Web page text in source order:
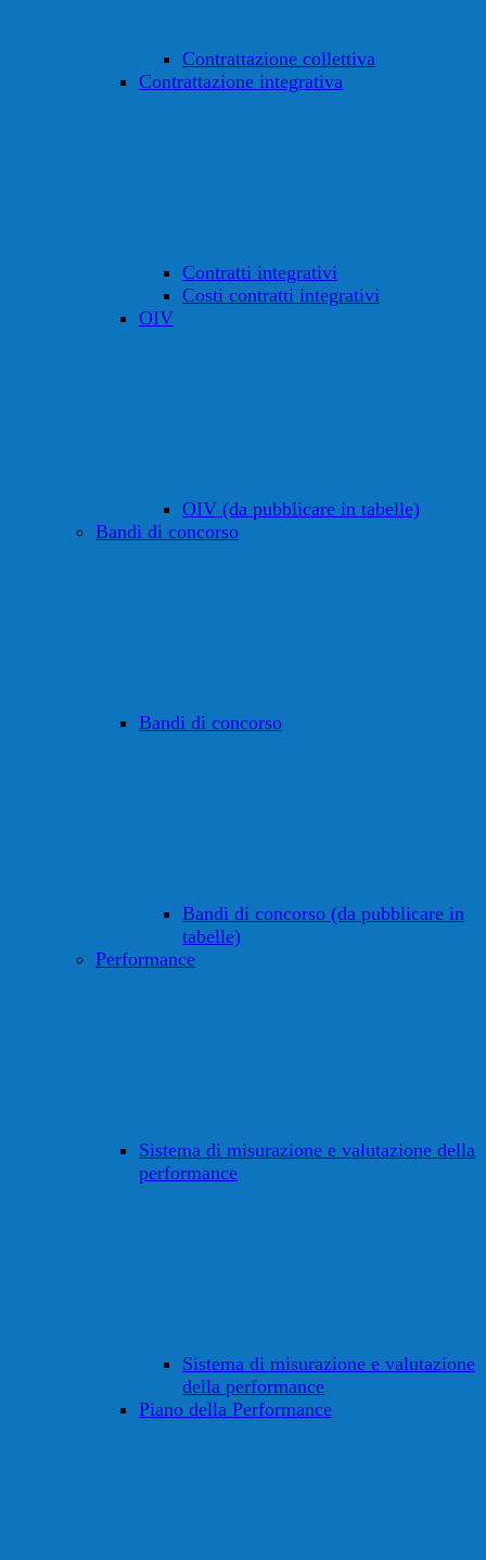
Contrattazione collettiva
Contrattazione integrativa
Contratti integrativi
Costi contratti integrativi
OIV
OIV (da pubblicare in tabelle)
Bandi di concorso
Bandi di concorso
Bandi di concorso (da pubblicare in
tabelle)
Performance
Sistema di misurazione e valutazione della
performance
Sistema di misurazione e valutazione
della performance
Piano della Performance